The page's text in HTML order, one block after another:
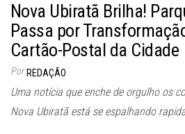
Nova Ubiratã Brilha!
Passa por
Cartão-Postal da Cidade
Por REDAÇÃO
Uma notícia que enche de orgulho os
Nova Ubiratã está se espalhando